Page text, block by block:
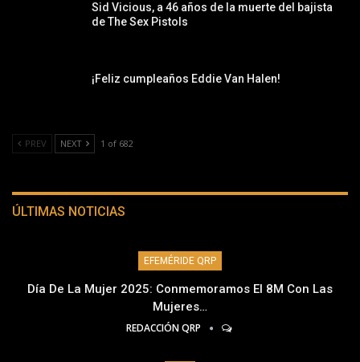
Sid Vicious, a 46 años de la muerte del bajista
de The Sex Pistols
¡Feliz cumpleaños Eddie Van Halen!
PREV NEXT 1 of 682
ÚLTIMAS NOTICIAS
EFEMÉRIDE QRP
Día De La Mujer 2025: Conmemoramos El 8M Con Las
Mujeres…
REDACCIÓN QRP